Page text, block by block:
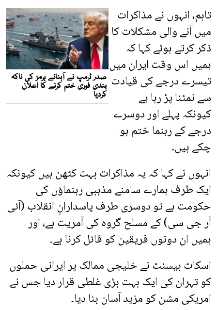
تاہم، انہوں نے مذاکرات
میں آنے والی مشکلات کا
ذکر کرتے ہوئے کہا کہ
ہمیں اس وقت ایران میں
تیسرے درجے کی قیادت
سے نمٹنا پڑ رہا ہے
کیونکہ پہلے اور دوسرے
درجے کے رہنما ختم ہو
چکے ہیں۔
انہوں نے کہا کہ یہ مذاکرات بہت کٹھن ہیں کیونکہ
ایک طرف ہمارے سامنے مذہبی رہنماؤں کی
حکومت ہے تو دوسری طرف پاسدارانِ انقلاب (آئی
آر جی سی) کے مسلح گروہ کی آمریت ہے، اور
ہمیں ان دونوں فریقین کو قائل کرنا ہے۔
اسکاٹ بیسنٹ نے خلیجی ممالک پر ایرانی حملوں
کو تہران کی ایک بہت بڑی غلطی قرار دیا جس نے
امریکی مشن کو مزید آسان بنا دیا۔